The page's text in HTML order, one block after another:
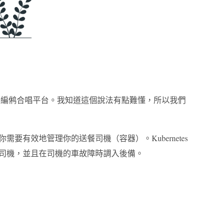
鸺合唱平台。我知道這個說法有點難懂，所以我們
要有效地管理你的送餐司機（容器）。Kubernetes
，並且在司機的車故障時調入後備。